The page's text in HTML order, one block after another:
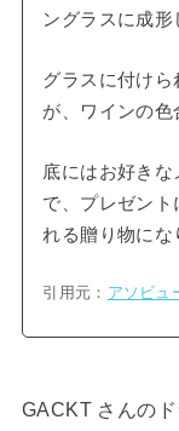
ングラスに成形
グラスに付けら
が、ワインの色
底にはお好き
で、プレゼン
れる贈り物にな
引用元： アソビュ
GACKT さんの